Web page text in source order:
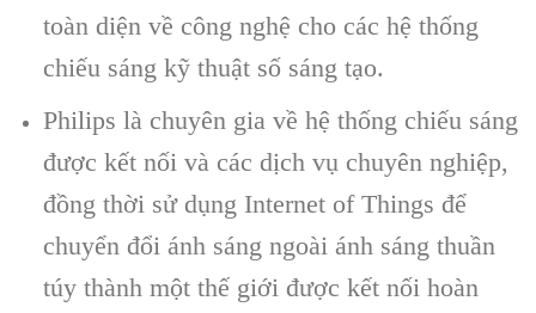
toàn diện về công nghệ cho các hệ thống
chiếu sáng kỹ thuật số sáng tạo.
Philips là chuyên gia về hệ thống chiếu sáng
được kết nối và các dịch vụ chuyên nghiệp,
đồng thời sử dụng Internet of Things để
chuyển đổi ánh sáng ngoài ánh sáng thuần
túy thành một thế giới được kết nối hoàn